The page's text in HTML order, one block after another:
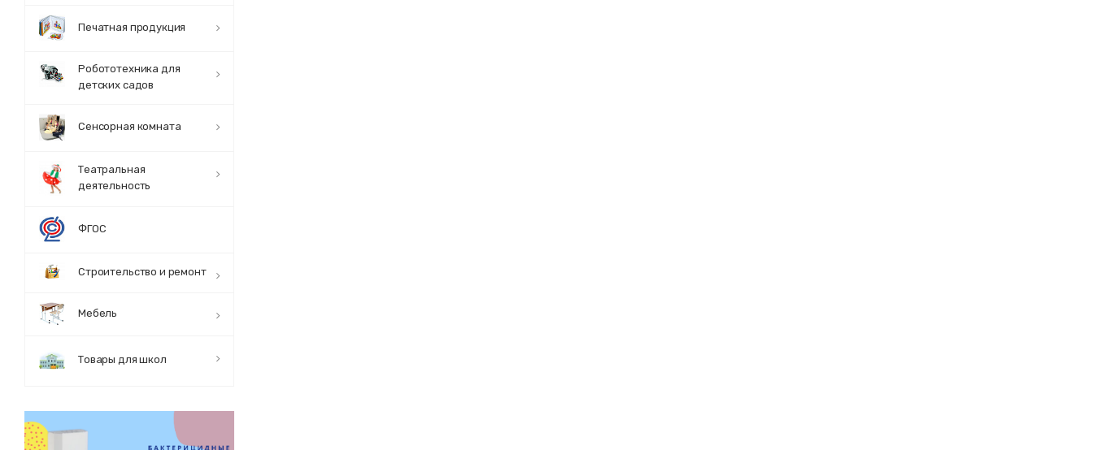
Печатная продукция
Робототехника для
детских садов
Сенсорная комната
Театральная
деятельность
ФГОС
Строительство и ремонт
Мебель
Товары для школ